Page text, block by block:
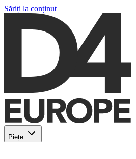
Săriți la conținut
Piețe